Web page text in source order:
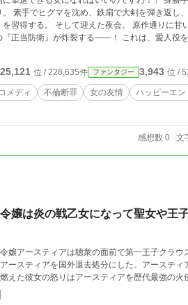
。 素手でヒグマを沈め、鉄扇で大剣を弾き返し
通りに甘い言葉で迫り、理不尽に妻を侮辱するクズ男に対し、謙虚
炸裂する――！ これは、愛人役を押し付けられた令嬢が、理不尽に虐げられる美しい奥様
イン）を救い出し、二人で幸せな人生と護身術サロンを歩み
25,121 位 / 228,635件 ファンタジー 3,943 位 /
コメディ 不倫断罪 女の友情 ハッピーエン
感想数 0 文
嬢は炎の戦乙女になって聖女や王
令嬢アースティアは聴衆の面前で第一王子クラ
ースティアを国外退去処分にした。アーステ
えた彼女の怒りはアースティアを歴代最強の火